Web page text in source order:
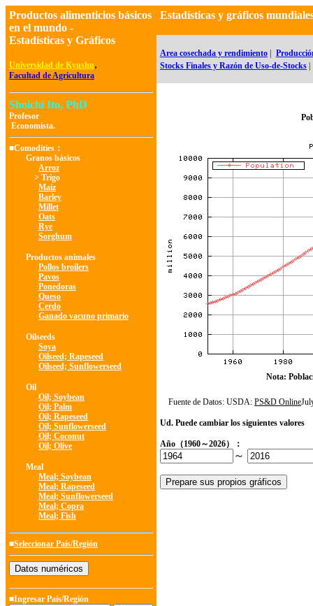
Productos alimenticios básicos
en el mundo -
Estadísticas y Gráficos
Universidad de Kyushu,
Facultad de Agricultura
Shoichi Ito, PhD
Profesor
Economista.
■Comodities：
Granos básicos
Arroz
> Trigo
Maíz
Barley
Millet
Oats
Rye
Sorghum
Productos animales
Pollos broilers
Pavos
Ponedoras
Queso
Cerdo
Ganado vacuno primario
Oilseeds
Soya
Oilseed; Rapeseed
Oilseed; Sunflowerseed
Oil
Oil; Soybean
Oil; Palm
Oil; Rapeseed
Oil; Sunflowerseed
Oil; Coconut
Oil; Olive
Meal
Meal; Soybean
Meal; Rapeseed
Meal; Sunflowerseed
Meal; Copra
Meal; Fish
■Seleccionar País/Región
■Ingresar País/Región
Estadísticas y gráficos
Area cosechada y rendimiento
Stocks Finales y Razón de Uso-de-Stocks
Nota:
Fuente de Datos: USDA: PS&D Online
Ud. Puede cambiar los siguientes valores
Año（1960～2026）：
～